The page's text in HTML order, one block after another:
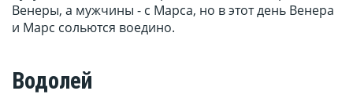
Венеры, а мужчины - с Марса, но в этот день Венера
и Марс сольются воедино.
Водолей